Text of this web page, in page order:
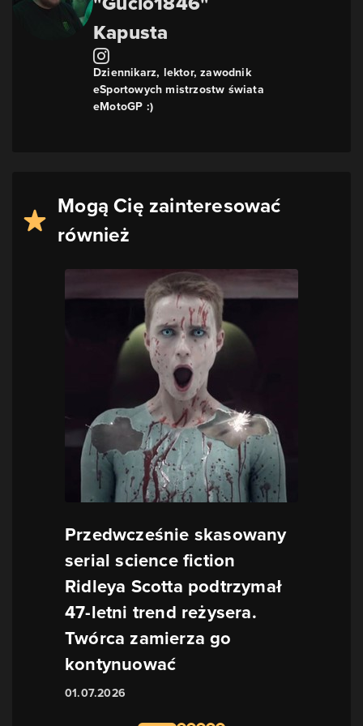
Kapusta
Dziennikarz, lektor, zawodnik
eSportowych mistrzostw świata
eMotoGP :)
Mogą Cię zainteresować
również
Przedwcześnie skasowany
serial science fiction
Ridleya Scotta podtrzymał
47-letni trend reżysera.
Twórca zamierza go
kontynuować
01.07.2026